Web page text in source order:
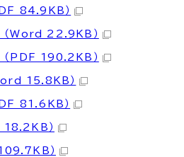
84.9KB）
（Word 22.9KB）
（PDF 190.2KB）
15.8KB）
81.6KB）
18.2KB）
）